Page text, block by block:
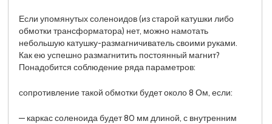
Если упомянутых соленоидов (из старой катушки либо
обмотки трансформатора) нет, можно намотать
небольшую катушку-размагничиватель своими руками.
Как ею успешно размагнитить постоянный магнит?
Понадобится соблюдение ряда параметров:
сопротивление такой обмотки будет около 8 Ом, если:
— каркас соленоида будет 80 мм длиной, с внутренним